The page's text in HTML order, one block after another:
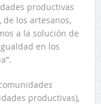
productivas
de los artesanos,
a la solución de
en los
productivas),